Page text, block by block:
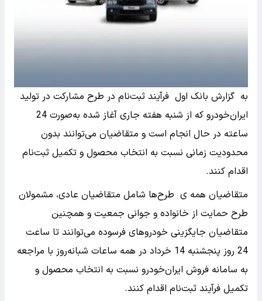
به گزارش بانک اول فرآیند ثبت‌نام در طرح مشارکت در تولید
ایران‌خودرو که از شنبه هفته جاری آغاز شده به‌صورت 24
ساعته در حال انجام است و متقاضیان می‌توانند بدون
محدودیت زمانی نسبت به انتخاب محصول و تکمیل ثبت‌نام
اقدام کنند.
متقاضیان همه ی طرح‌ها شامل متقاضیان عادی، مشمولان
طرح حمایت از خانواده و جوانی جمعیت و همچنین
متقاضیان جایگزینی خودروهای فرسوده می‌توانند تا ساعت
24 روز پنجشنبه 14 خرداد در همه ساعات شبانه‌روز با مراجعه
به سامانه فروش ایران‌خودرو نسبت به انتخاب محصول و
تکمیل فرآیند ثبت‌نام اقدام کنند.